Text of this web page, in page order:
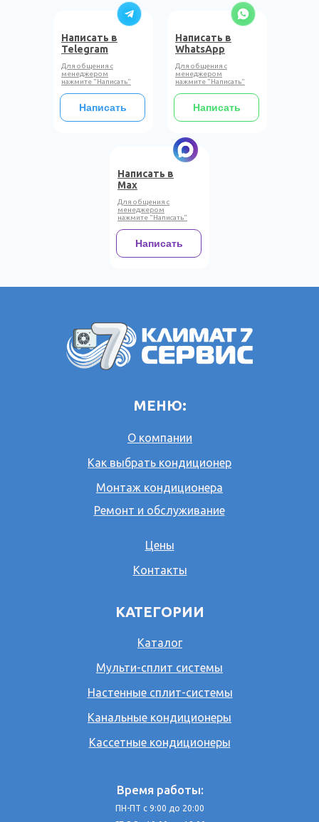
Написать в
WhatsApp
Для общения с
менеджером
нажмите "Написать"
Написать
Написать в
Max
Для общения с
менеджером
нажмите "Написать"
Написать
Написать в
Telegram
Для общения с
менеджером
нажмите "Написать"
Написать
Время работы:
ПН-ПТ с 9:00 до 20:00
МЕНЮ:
О компании
Как выбрать кондиционер
Цены
Ремонт и обслуживание
Контакты
Кассетные кондиционеры
Канальные кондиционеры
Настенные сплит-системы
Мульти-сплит системы
Каталог
КАТЕГОРИИ
Монтаж кондиционера